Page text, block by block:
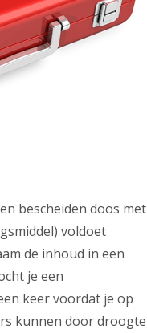
bescheiden doos met
voldoet
de inhoud in een
je een
keer voordat je op
kunnen door droogte